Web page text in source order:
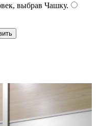
выбрав Чашку.